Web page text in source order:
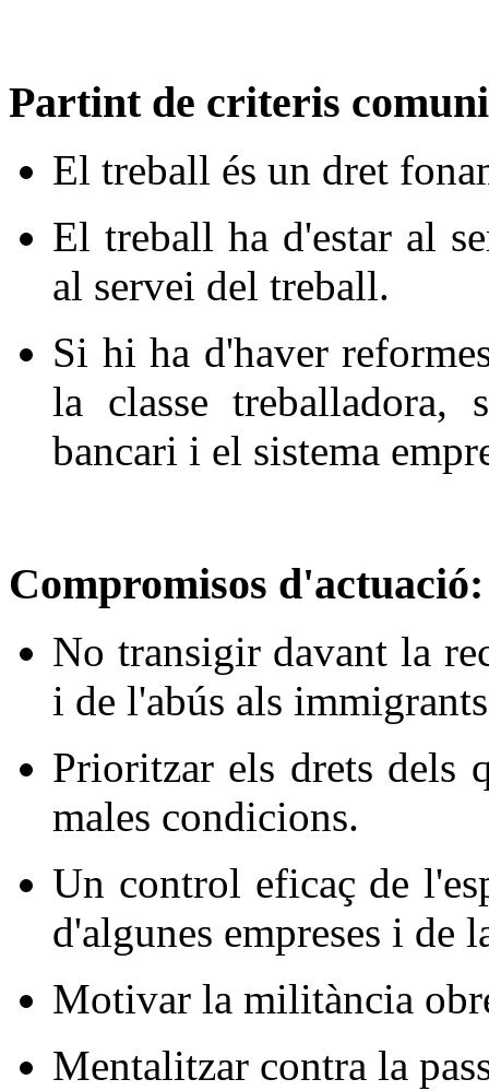
Partint de criteris
El treball és un dret
El treball ha d'estar al
al servei del treball.
Si hi ha d'haver
la classe treballadora,
bancari i el sistema
Compromisos d'actuació:
No transigir davant la
i de l'abús als
Prioritzar els drets dels
males condicions.
Un control eficaç de
d'algunes empreses i de
Motivar la militància
Mentalitzar contra la